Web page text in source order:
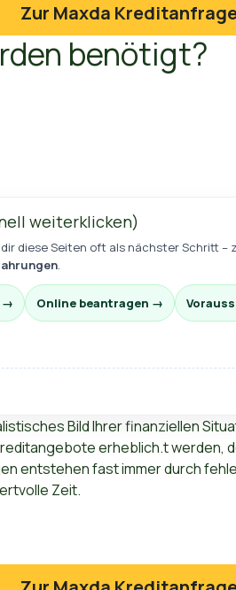
Zur Maxda
benötigt?
weiterklicken)
diese Seiten oft als nächster Schritt –
.
→ Online beantragen →
Bild Ihrer finanziellen
erheblich.t werden,
entstehen fast immer durch
Zeit.